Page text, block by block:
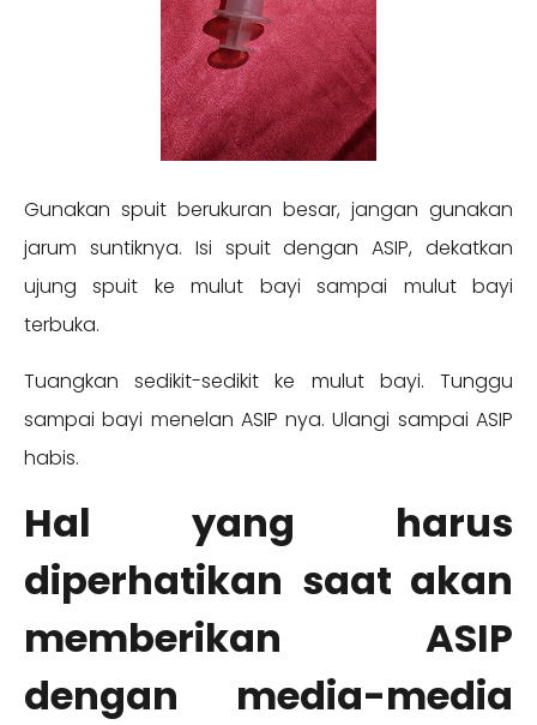
Gunakan spuit berukuran besar, jangan gunakan
jarum suntiknya. Isi spuit dengan ASIP, dekatkan
ujung spuit ke mulut bayi sampai mulut bayi
terbuka.
Tuangkan sedikit-sedikit ke mulut bayi. Tunggu
sampai bayi menelan ASIP nya. Ulangi sampai ASIP
habis.
Hal yang harus
diperhatikan saat akan
memberikan ASIP
dengan media-media